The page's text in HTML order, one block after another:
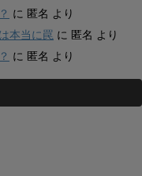
に 匿名 より
本当に罠 に 匿名 より
に 匿名 より